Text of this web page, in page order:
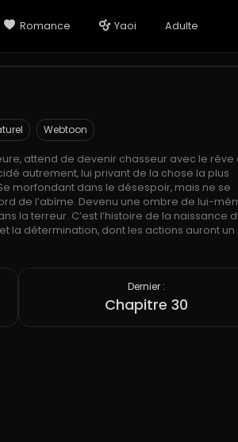
Romance Yaoi Adulte
Webtoon
attend de devenir chasseur avec le rêve
autrement, lui privant de la chose la plus
morfondant dans le désespoir, mais ne se
de l’abîme. Devenu une ombre de lui-
la terreur. C’est l’histoire de la naissance
la détermination, dont les actions auront un
Dernier :
Chapitre 30